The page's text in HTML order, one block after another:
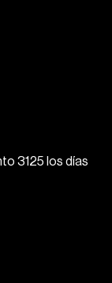
3125 los días